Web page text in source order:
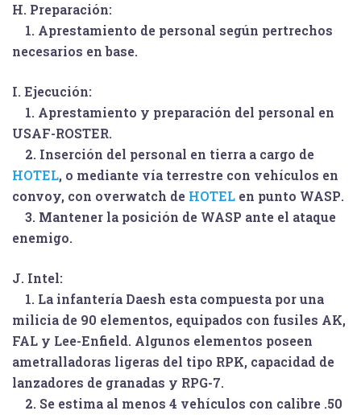
H. Preparación:
1. Aprestamiento de personal según pertrechos
necesarios en base.
I. Ejecución:
1. Aprestamiento y preparación del personal en
USAF-ROSTER.
2. Inserción del personal en tierra a cargo de
HOTEL, o mediante vía terrestre con vehículos en
convoy, con overwatch de HOTEL en punto WASP.
3. Mantener la posición de WASP ante el ataque
enemigo.
J. Intel:
1. La infantería Daesh esta compuesta por una
milicia de 90 elementos, equipados con fusiles AK,
FAL y Lee-Enfield. Algunos elementos poseen
ametralladoras ligeras del tipo RPK, capacidad de
lanzadores de granadas y RPG-7.
2. Se estima al menos 4 vehículos con calibre .50